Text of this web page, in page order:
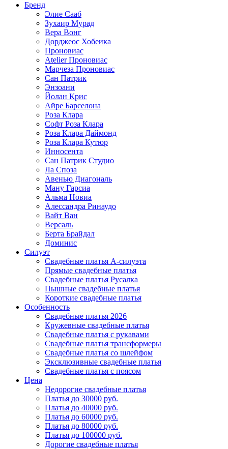
Бренд
Элие Сааб
Зухаир Мурад
Вера Вонг
Дорджеос Хобеика
Проновиас
Atelier Проновиас
Марчеза Проновиас
Сан Патрик
Энзоани
Йолан Крис
Айре Барселона
Роза Клара
Софт Роза Клара
Роза Клара Даймонд
Роза Клара Кутюр
Инносента
Сан Патрик Студио
Ла Споза
Авенью Диагональ
Ману Гарсиа
Альма Новиа
Алессандра Ринаудо
Вайт Ван
Версаль
Берта Брайдал
Доминис
Силуэт
Свадебные платья А-силуэта
Прямые свадебные платья
Свадебные платья Русалка
Пышные свадебные платья
Короткие свадебные платья
Особенность
Свадебные платья 2026
Кружевные свадебные платья
Свадебные платья с рукавами
Свадебные платья трансформеры
Свадебные платья со шлейфом
Эксклюзивные свадебные платья
Свадебные платья с поясом
Цена
Недорогие свадебные платья
Платья до 30000 руб.
Платья до 40000 руб.
Платья до 60000 руб.
Платья до 80000 руб.
Платья до 100000 руб.
Дорогие свадебные платья